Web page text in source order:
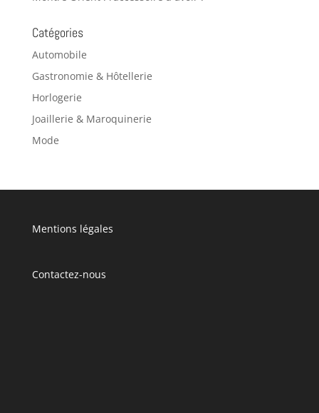
Catégories
Automobile
Gastronomie & Hôtellerie
Horlogerie
Joaillerie & Maroquinerie
Mode
Mentions légales
Contactez-nous